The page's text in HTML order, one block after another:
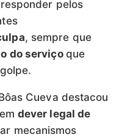
pelos
, sempre que
do serviço que
Cueva destacou
dever legal de
mecanismos